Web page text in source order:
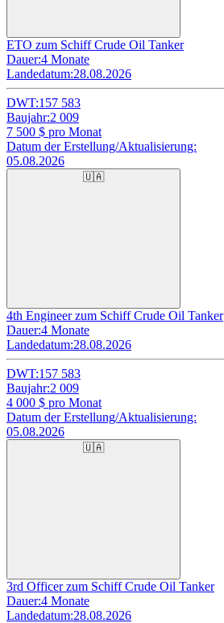
ETO zum Schiff Crude Oil Tanker
Dauer:4 Monate
Landedatum:28.08.2026
DWT:157 583
Baujahr:2 009
7 500 $ pro Monat
Datum der Erstellung/Aktualisierung:
05.08.2026
🇺🇦
4th Engineer zum Schiff Crude Oil Tanker
Dauer:4 Monate
Landedatum:28.08.2026
DWT:157 583
Baujahr:2 009
4 000 $ pro Monat
Datum der Erstellung/Aktualisierung:
05.08.2026
🇺🇦
3rd Officer zum Schiff Crude Oil Tanker
Dauer:4 Monate
Landedatum:28.08.2026